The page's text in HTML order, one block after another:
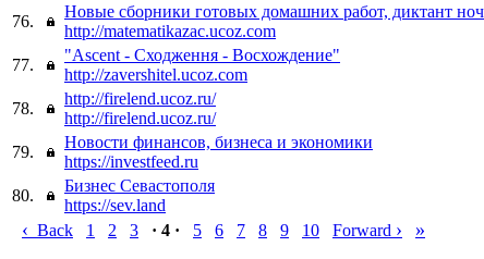
76.
Новые сборники готовых домашних работ, диктант
http://matematikazac.ucoz.com
77.
"Ascent - Сходження - Восхождение"
http://zavershitel.ucoz.com
78.
http://firelend.ucoz.ru/
http://firelend.ucoz.ru/
79.
Новости финансов, бизнеса и экономики
https://investfeed.ru
80.
Бизнес Севастополя
https://sev.land
‹ Back 1 2 3 · 4 · 5 6 7 8 9 10 Forward › »